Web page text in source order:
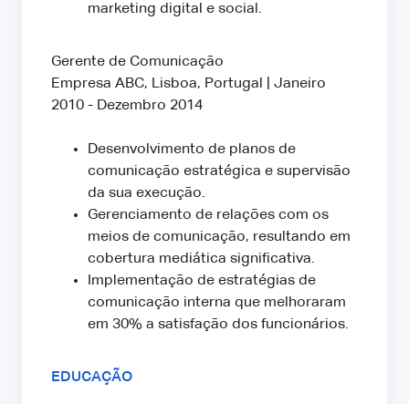
marketing digital e social.
Gerente de Comunicação
Empresa ABC, Lisboa, Portugal | Janeiro
2010 - Dezembro 2014
Desenvolvimento de planos de
comunicação estratégica e supervisão
da sua execução.
Gerenciamento de relações com os
meios de comunicação, resultando em
cobertura mediática significativa.
Implementação de estratégias de
comunicação interna que melhoraram
em 30% a satisfação dos funcionários.
EDUCAÇÃO